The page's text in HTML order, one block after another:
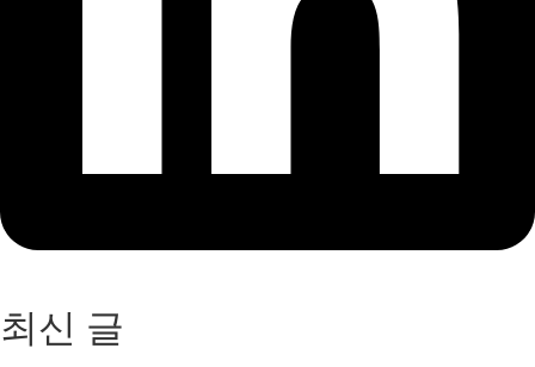
최신 글